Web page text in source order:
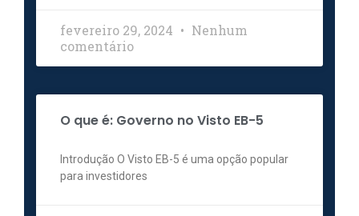
fevereiro 29, 2024
Nenhum
comentário
O que é: Governo no Visto EB-5
Introdução O Visto EB-5 é uma opção popular
para investidores